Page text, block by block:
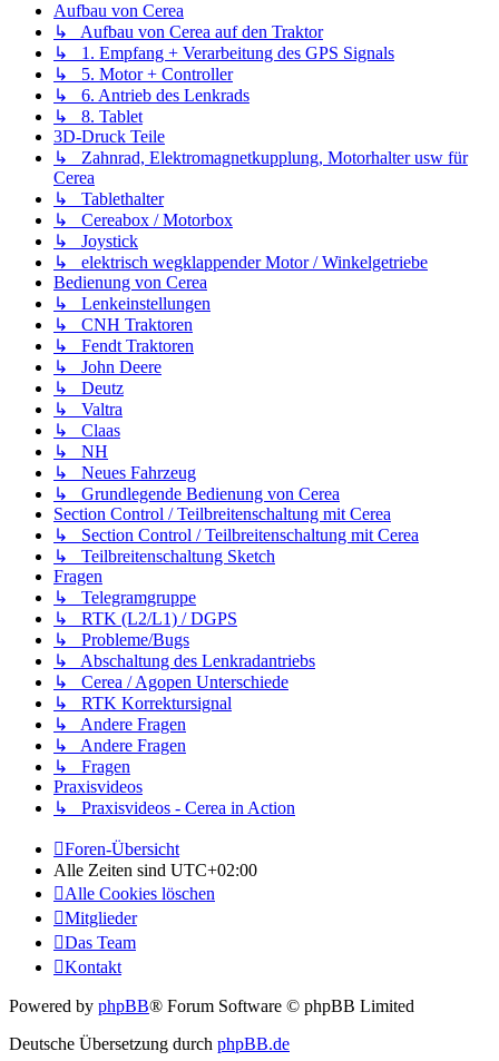
Aufbau von Cerea
↳ Aufbau von Cerea auf den Traktor
↳ 1. Empfang + Verarbeitung des GPS Signals
↳ 5. Motor + Controller
↳ 6. Antrieb des Lenkrads
↳ 8. Tablet
3D-Druck Teile
↳ Zahnrad, Elektromagnetkupplung, Motorhalter usw für
Cerea
↳ Tablethalter
↳ Cereabox / Motorbox
↳ Joystick
↳ elektrisch wegklappender Motor / Winkelgetriebe
Bedienung von Cerea
↳ Lenkeinstellungen
↳ CNH Traktoren
↳ Fendt Traktoren
↳ John Deere
↳ Deutz
↳ Valtra
↳ Claas
↳ NH
↳ Neues Fahrzeug
↳ Grundlegende Bedienung von Cerea
Section Control / Teilbreitenschaltung mit Cerea
↳ Section Control / Teilbreitenschaltung mit Cerea
↳ Teilbreitenschaltung Sketch
Fragen
↳ Telegramgruppe
↳ RTK (L2/L1) / DGPS
↳ Probleme/Bugs
↳ Abschaltung des Lenkradantriebs
↳ Cerea / Agopen Unterschiede
↳ RTK Korrektursignal
↳ Andere Fragen
↳ Andere Fragen
↳ Fragen
Praxisvideos
↳ Praxisvideos - Cerea in Action
Foren-Übersicht
Alle Zeiten sind UTC+02:00
Alle Cookies löschen
Mitglieder
Das Team
Kontakt
Powered by phpBB® Forum Software © phpBB Limited
Deutsche Übersetzung durch phpBB.de